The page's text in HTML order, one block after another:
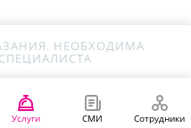
НЕОБХОДИМА
Услуги СМИ Сотрудники